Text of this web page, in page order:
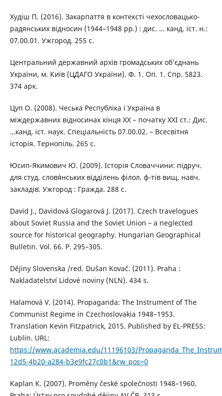
Худіш П. (2016). Закарпаття в контексті чехословацько-
радянських відносин (1944–1948 рр.) : дис. … канд. іст. н.:
07.00.01. Ужгород. 255 с.
Центральний державний архів громадських об’єднань
України, м. Київ (ЦДАГО України). Ф. 1. Оп. 1. Спр. 5823.
374 арк.
Цуп О. (2008). Чеська Республіка і Україна в
міждержавних відносинах кінця XX – початку XXI ст.: Дис.
…канд. іст. наук. Спеціальність 07.00.02. – Всесвітня
історія. Тернопіль. 265 с.
Юсип-Якимович Ю. (2009). Історія Словаччини: підруч.
для студ. слов`янських відділень філол. ф-тів вищ. навч.
закладів. Ужгород : Гражда. 288 с.
David J., Davidová Glogarová J. (2017). Czech travelogues
about Soviet Russia and the Soviet Union – a neglected
source for historical geography. Hungarian Geographical
Bulletin. Vol. 66. P. 295–305.
Dějiny Slovenska /red. Dušan Kovač. (2011). Praha :
Nakladatelství Lidové noviny (NLN). 434 s.
Halamová V. (2014). Propaganda: The Instrument of The
Communist Regime in Czechoslovakia 1948–1953.
Translation Kevin Fitzpatrick, 2015. Published by EL-PRESS:
Lublin. URL:
https://www.academia.edu/11196103/
12d5-4b20-a284-b3e9fc27c0b1&rw_pos=0
Kaplan K. (2007). Proměny české společnosti 1948–1960.